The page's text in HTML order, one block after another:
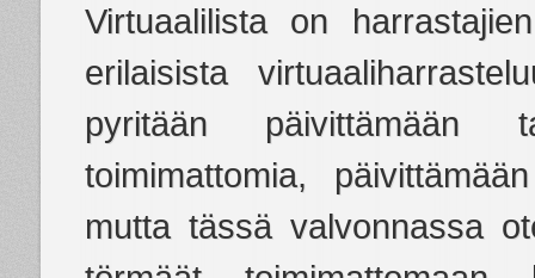
Virtuaalilista on
erilaisista
pyritään päivittämään
toimimattomia,
mutta tässä valvonnassa